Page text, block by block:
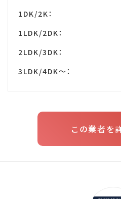
1DK/2K：
1LDK/2DK：
2LDK/3DK：
3LDK/4DK～：
この業者を